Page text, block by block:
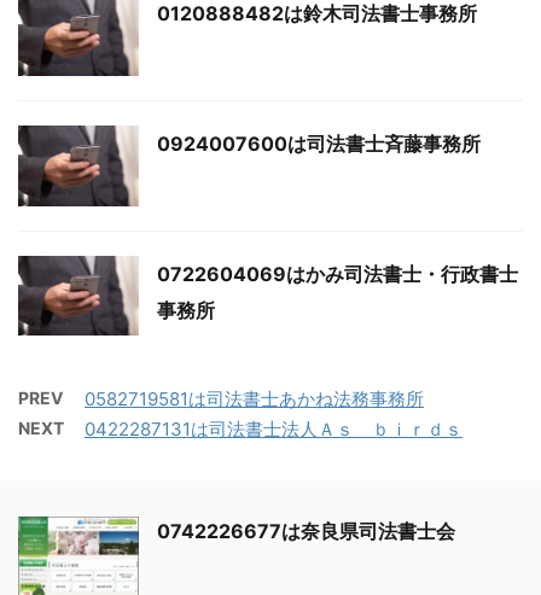
0120888482は鈴木司法書士事務所
0924007600は司法書士斉藤事務所
0722604069はかみ司法書士・行政書士
事務所
PREV 0582719581は司法書士あかね法務事務所
NEXT 0422287131は司法書士法人Ａｓ ｂｉｒｄｓ
0742226677は奈良県司法書士会